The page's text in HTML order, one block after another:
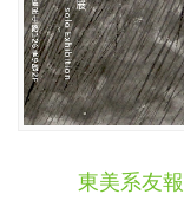
東美系友